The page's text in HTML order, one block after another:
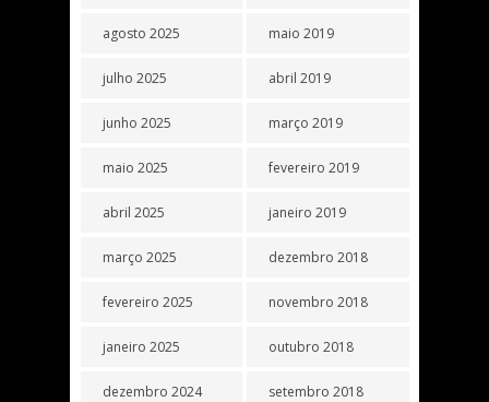
agosto 2025
julho 2025
junho 2025
maio 2025
abril 2025
março 2025
fevereiro 2025
janeiro 2025
dezembro 2024
maio 2019
abril 2019
março 2019
fevereiro 2019
janeiro 2019
dezembro 2018
novembro 2018
outubro 2018
setembro 2018